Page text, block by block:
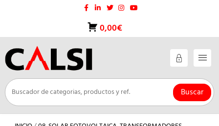
0,00€
Buscar